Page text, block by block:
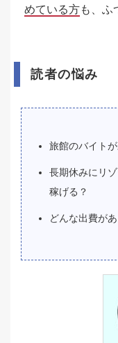
めている方も、ふ
読者の悩み
旅館のバイト
長期休みにリ
稼げる？
どんな出費が